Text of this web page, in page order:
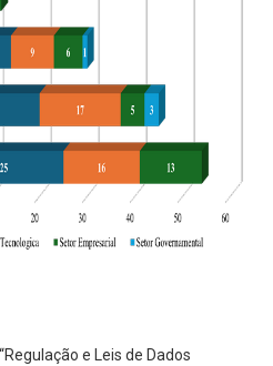
e Leis de Dados